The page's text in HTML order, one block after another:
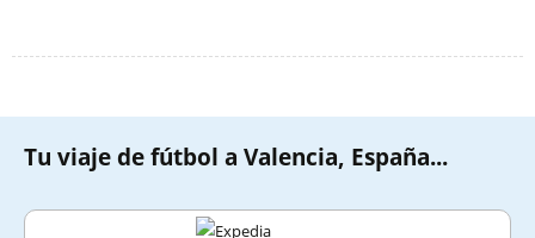
Tu viaje de fútbol a Valencia, España...